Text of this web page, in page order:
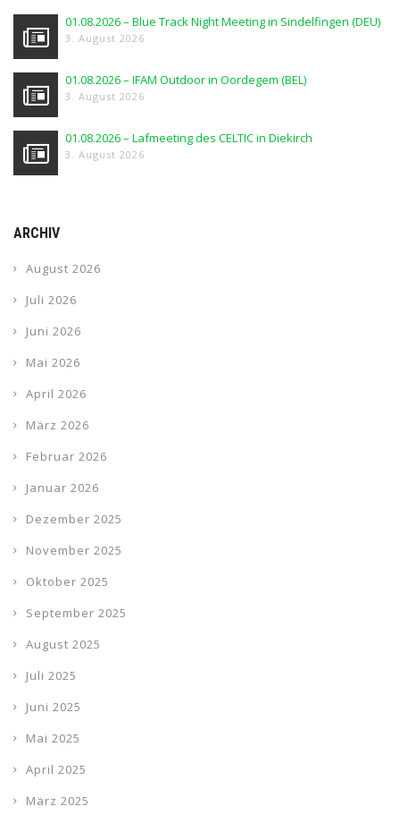
01.08.2026 – Blue Track Night Meeting in Sindelfingen (DEU)
3. August 2026
01.08.2026 – IFAM Outdoor in Oordegem (BEL)
3. August 2026
01.08.2026 – Lafmeeting des CELTIC in Diekirch
3. August 2026
ARCHIV
August 2026
Juli 2026
Juni 2026
Mai 2026
April 2026
März 2026
Februar 2026
Januar 2026
Dezember 2025
November 2025
Oktober 2025
September 2025
August 2025
Juli 2025
Juni 2025
Mai 2025
April 2025
März 2025